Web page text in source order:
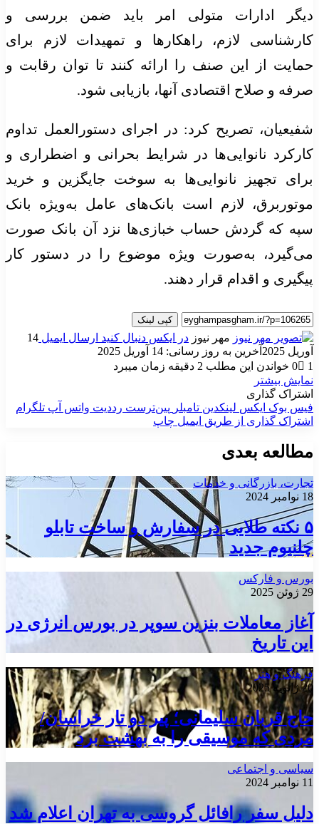
دیگر ادارات متولی امر باید ضمن بررسی و
کارشناسی لازم، راهکارها و تمهیدات لازم برای
حمایت از این صنف را ارائه کنند تا توان رقابت و
صرفه و صلاح اقتصادی آنها، بازیابی شود.
شفیعیان، تصریح کرد: در اجرای دستورالعمل تداوم
کارکرد نانوایی‌ها در شرایط بحرانی و اضطراری و
برای تجهیز نانوایی‌ها به سوخت جایگزین و خرید
موتوربرق، لازم است بانک‌های عامل به‌ویژه بانک
سپه که گردش حساب خبازی‌ها نزد آن بانک صورت
می‌گیرد، به‌صورت ویژه موضوع را در دستور کار
پیگیری و اقدام قرار دهند.
کپی لینک
مهر نیوز در ایکس دنبال کنید ارسال ایمیل 14
آوریل 2025
آخرین به روز رسانی: 14 آوریل 2025
0
1
خواندن این مطلب 2 دقیقه زمان میبرد
نمایش بیشتر
اشتراک گذاری
فیس بوک ایکس لینکدین ‫تامبلر ‫پین‌ترست ‫رددیت واتس آپ تلگرام
اشتراک گذاری از طریق ایمیل چاپ
مطالعه بعدی
تجارت، بازرگانی و خدمات
18 نوامبر 2024
۵ نکته طلایی در سفارش و ساخت تابلو
چلنیوم جدید
بورس و فارکس
29 ژوئن 2025
آغاز معاملات بنزین سوپر در بورس انرژی در
این تاریخ
فرهنگ و هنر
20 ژانویه 2025
حاج قربان سلیمانی؛ پیر دو تار خراسان/
مردی که موسیقی را به بهشت برد
سیاسی و اجتماعی
11 نوامبر 2024
دلیل سفر رافائل گروسی به تهران اعلام شد